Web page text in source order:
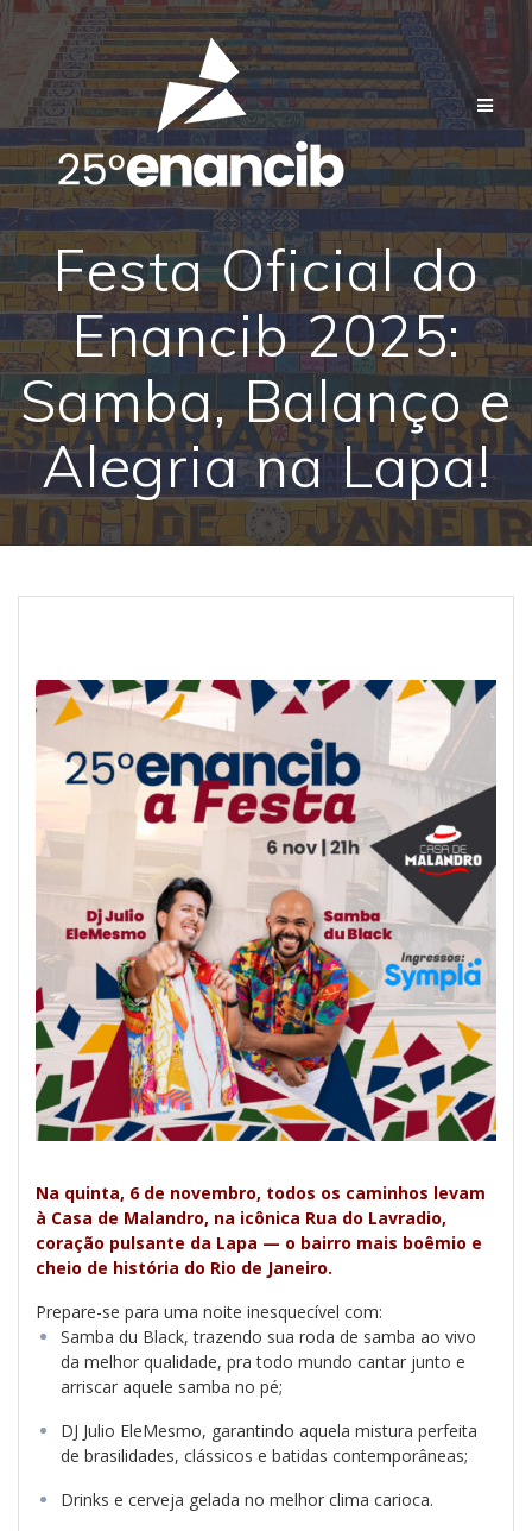
Skip
to
content
Festa Oficial do
Enancib 2025:
Samba, Balanço e
Alegria na Lapa!
Na quinta, 6 de novembro, todos os caminhos levam
à Casa de Malandro, na icônica Rua do Lavradio,
coração pulsante da Lapa — o bairro mais boêmio e
cheio de história do Rio de Janeiro.
Prepare-se para uma noite inesquecível com:
Samba du Black, trazendo sua roda de samba ao vivo
da melhor qualidade, pra todo mundo cantar junto e
arriscar aquele samba no pé;
DJ Julio EleMesmo, garantindo aquela mistura perfeita
de brasilidades, clássicos e batidas contemporâneas;
Drinks e cerveja gelada no melhor clima carioca.